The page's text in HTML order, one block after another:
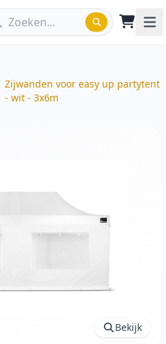
Zijwanden voor easy up partytent
- wit - 3x6m
Bekijk